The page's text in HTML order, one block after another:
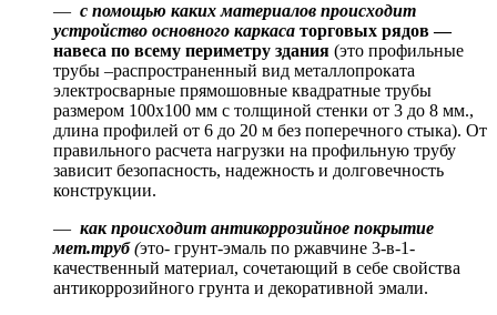
— с помощью каких материалов происходит
устройство основного каркаса торговых рядов —
навеса по всему периметру здания (это профильные
трубы –распространенный вид металлопроката
электросварные прямошовные квадратные трубы
размером 100х100 мм с толщиной стенки от 3 до 8 мм.,
длина профилей от 6 до 20 м без поперечного стыка). От
правильного расчета нагрузки на профильную трубу
зависит безопасность, надежность и долговечность
конструкции.
— как происходит антикоррозийное покрытие
мет.труб(это- грунт-эмаль по ржавчине 3-в-1-
качественный материал, сочетающий в себе свойства
антикоррозийного грунта и декоративной эмали.